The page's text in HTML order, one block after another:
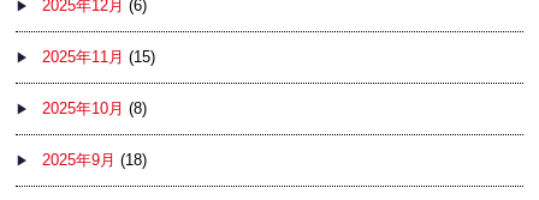
2025年12月 (6)
2025年11月 (15)
2025年10月 (8)
2025年9月 (18)